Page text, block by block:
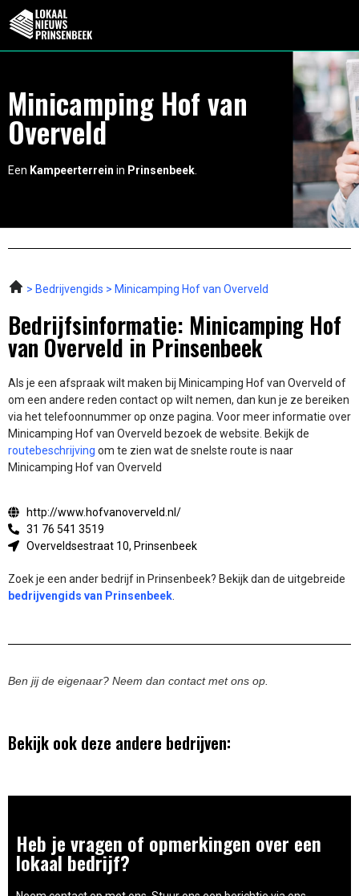
Minicamping Hof van
Overveld
Een Kampeerterrein in Prinsenbeek
Bedrijvengids Minicamping Hof van Overveld
Bedrijfsinformatie: Minicamping Hof
van Overveld in Prinsenbeek
Als je een afspraak wilt maken bij Minicamping Hof van Overveld of
om een andere reden contact op wilt nemen, dan kun je ze bereiken
via het telefoonnummer op onze pagina. Voor meer informatie over
Minicamping Hof van Overveld bezoek de website. Bekijk de
routebeschrijving om te zien wat de snelste route is naar
Minicamping Hof van Overveld
http://www.hofvanoverveld.nl/
31 76 541 3519
Overveldsestraat 10, Prinsenbeek
Zoek je een ander bedrijf in Prinsenbeek? Bekijk dan de uitgebreide
bedrijvengids van Prinsenbeek
Ben jij de eigenaar? Neem dan contact met ons op.
Bekijk ook deze andere bedrijven:
Heb je vragen of opmerkingen over een
lokaal bedrijf?